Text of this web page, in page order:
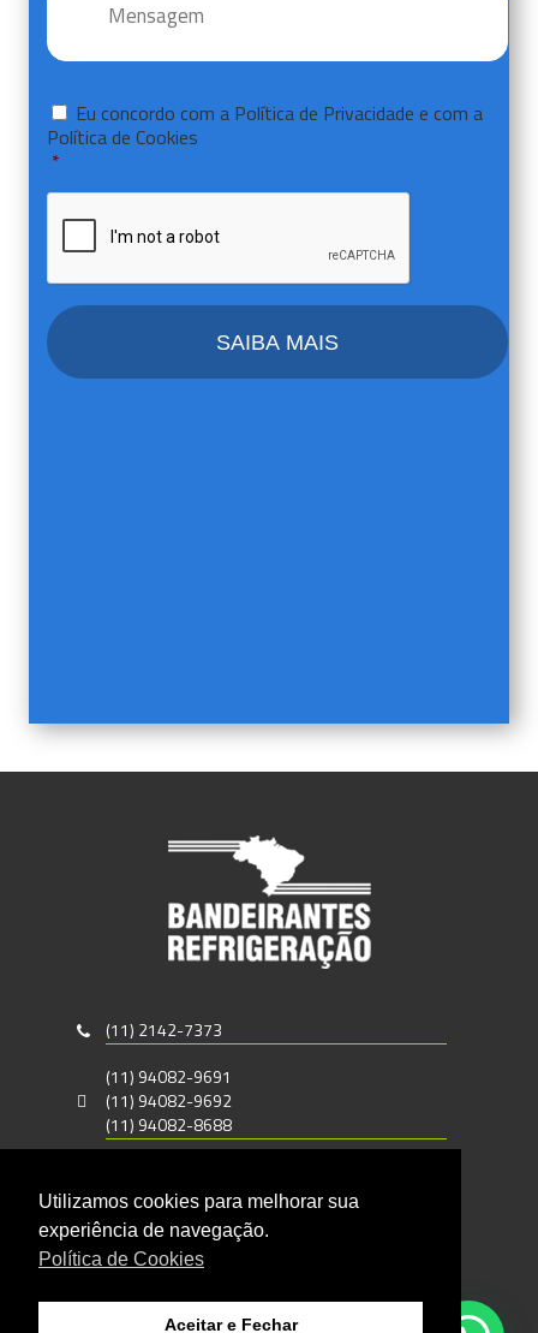
Consentir
Eu concordo com a Política de Privacidade e com a
Política de Cookies
*
CAPTCHA
(11) 2142-7373
(11) 94082-9691
(11) 94082-9692
(11) 94082-8688
Rua Carlos Gomes, 690
Santo Amaro - CEP : 04743-050
São Paulo - SP
Utilizamos cookies para melhorar sua
experiência de navegação.
Política de Cookies
Aceitar e Fechar